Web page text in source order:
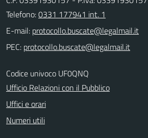
Telefono:0331 177941 int. 1
E-mail:
PEC:
Codice univoco UF0QNQ
Ufficio Relazioni con il Pubblico
Uffici e orari
Numeri utili